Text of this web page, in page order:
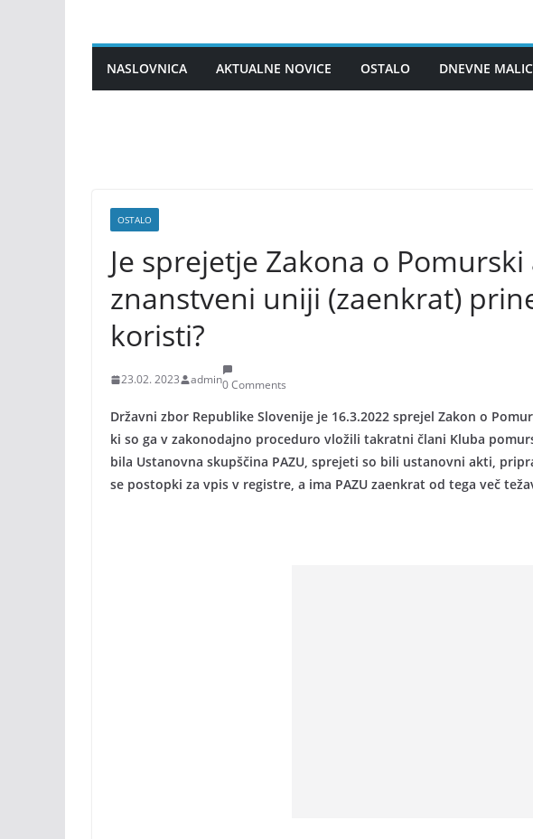
contentNASLOVNICA AKTUALNE NOVICE OSTALO DNEVNE
OSTALO
Je sprejetje Zakona o
znanstveni uniji (zaenkrat)
koristi?
23.02. 2023 admin0 Comments
Državni zbor Republike Slovenije je 16.3.2022 sprejel Zakon o
ki so ga v zakonodajno proceduro vložili takratni člani Kluba
bila Ustanovna skupščina PAZU, sprejeti so bili ustanovni akti,
se postopki za vpis v registre, a ima PAZU zaenkrat od tega več